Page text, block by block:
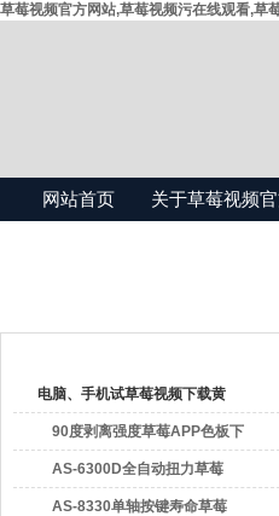
草莓视频官方网站,草莓视频污在线观看,草
网站首页 关于草莓视频
电脑、手机试草莓视频下载黄
90度剥离强度草莓APP色板下
载
AS-6300D全自动扭力草莓
APP色板下载
AS-8330单轴按键寿命草莓